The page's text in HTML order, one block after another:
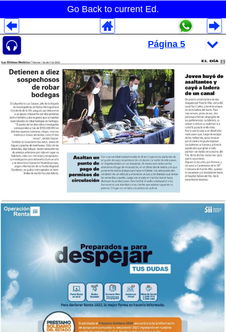
Go Back to current Ed.
Despliegues Analytics
Despliegues Totales
Despliegues por Rubros